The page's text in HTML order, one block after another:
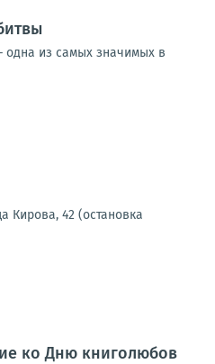
одна из самых значимых в
Кирова, 42 (остановка
ко Дню книголюбов